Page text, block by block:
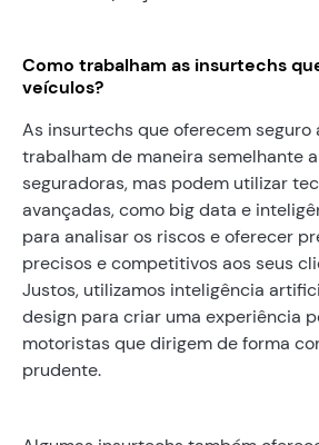
Como trabalham as insurtechs
veículos?
As insurtechs que oferecem seguro
trabalham de maneira semelhante
seguradoras, mas podem utilizar
avançadas, como big data e
para analisar os riscos e oferecer
precisos e competitivos aos seus
Justos, utilizamos inteligência
design para criar uma experiência
motoristas que dirigem de forma
prudente.